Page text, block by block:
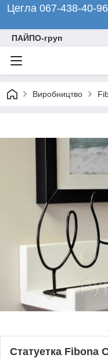
Цегла 067-438-40-
ПАЙПО-груп
Виробництво
Статуетка Fibona